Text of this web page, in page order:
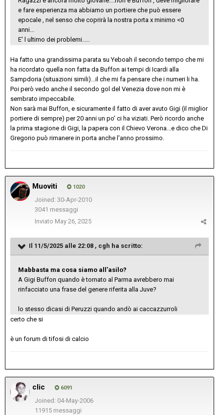
e fare esperienza ma abbiamo un portiere che può essere
epocale , nel senso che coprirà la nostra porta x minimo <0
anni...
E' l ultimo dei problemi.....
Ha fatto una grandissima parata su Yeboah il secondo tempo che mi
ha ricordato quella non fatta da Buffon ai tempi di Icardi alla
Sampdoria (situazioni simili)...il che mi fa pensare che i numeri li ha.
Poi però vedo anche il secondo gol del Venezia dove non mi è
sembrato impeccabile.
Non sarà mai Buffon, e sicuramente il fatto di aver avuto Gigi (il miglior
portiere di sempre) per 20 anni un po' ci ha viziati. Però ricordo anche
la prima stagione di Gigi, la papera con il Chievo Verona...e dico che Di
Gregorio può rimanere in porta anche l'anno prossimo.
Muoviti 1020
Joined: 30-Apr-2010
3041 messaggi
Inviato May 26, 2025
Il 11/5/2025 alle 22:08 , cgh ha scritto:
Mabbasta ma cosa siamo all’asilo?
A Gigi Buffon quando è tornato al Parma avrebbero mai
rinfacciato una frase del genere riferita alla Juve?
lo stesso dicasi di Peruzzi quando andò ai caccazzurroli
certo che si
è un forum di tifosi di calcio
clic 6091
Joined: 04-May-2006
11915 messaggi